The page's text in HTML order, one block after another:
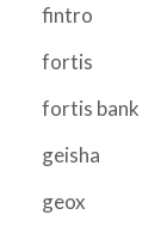
fintro
fortis
fortis bank
geisha
geox